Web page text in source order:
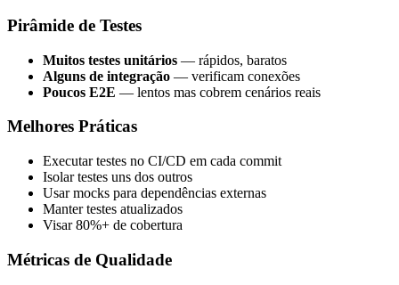
Pirâmide de Testes
Muitos testes unitários — rápidos, baratos
Alguns de integração — verificam conexões
Poucos E2E — lentos mas cobrem cenários reais
Melhores Práticas
Executar testes no CI/CD em cada commit
Isolar testes uns dos outros
Usar mocks para dependências externas
Manter testes atualizados
Visar 80%+ de cobertura
Métricas de Qualidade